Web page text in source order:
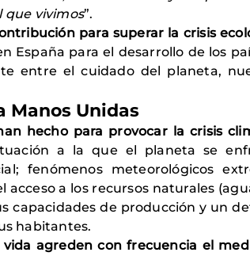
que vivimos”.
para superar la crisis
España para el desarrollo de los
entre el cuidado del planeta,
Manos Unidas
hecho para provocar la crisis
a la que el planeta se
fenómenos meteorológicos
a los recursos naturales
capacidades de producción y un
habitantes.
agreden con frecuencia el